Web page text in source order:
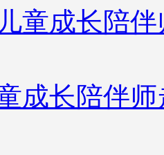
童成长陪
成长陪伴